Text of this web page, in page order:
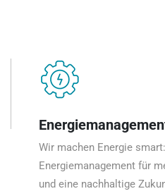
Wir machen Energie
Energiemanagement für
und eine nachhaltige